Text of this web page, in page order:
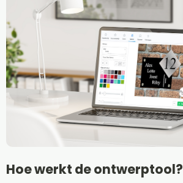
Hoe werkt de ontwerptool?